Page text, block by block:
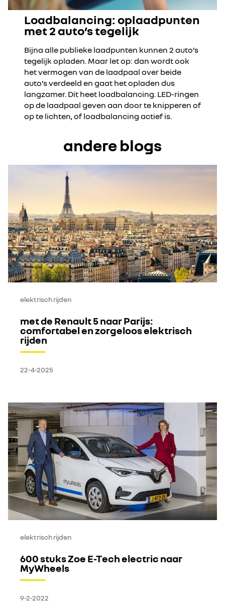
Loadbalancing: oplaadpunten
met 2 auto’s tegelijk
Bijna alle publieke laadpunten kunnen 2 auto’s
tegelijk opladen. Maar let op: dan wordt ook
het vermogen van de laadpaal over beide
auto’s verdeeld en gaat het opladen dus
langzamer. Dit heet loadbalancing. LED-ringen
op de laadpaal geven aan door te knipperen of
op te lichten, of loadbalancing actief is.
andere blogs
elektrisch rijden
met de Renault 5 naar Parijs:
comfortabel en zorgeloos elektrisch
rijden
22-4-2025
elektrisch rijden
600 stuks Zoe E-Tech electric naar
MyWheels
9-2-2022